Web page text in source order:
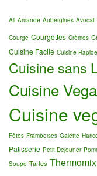
Ail Amande Aubergines Avocat
Courge Courgettes Crèmes
Cuisine Facile Cuisine Rapide
Cuisine sans
Cuisine
Cuisine
Fêtes Framboises Galette
Patisserie Petit Dejeuner
Soupe Tartes Thermomix